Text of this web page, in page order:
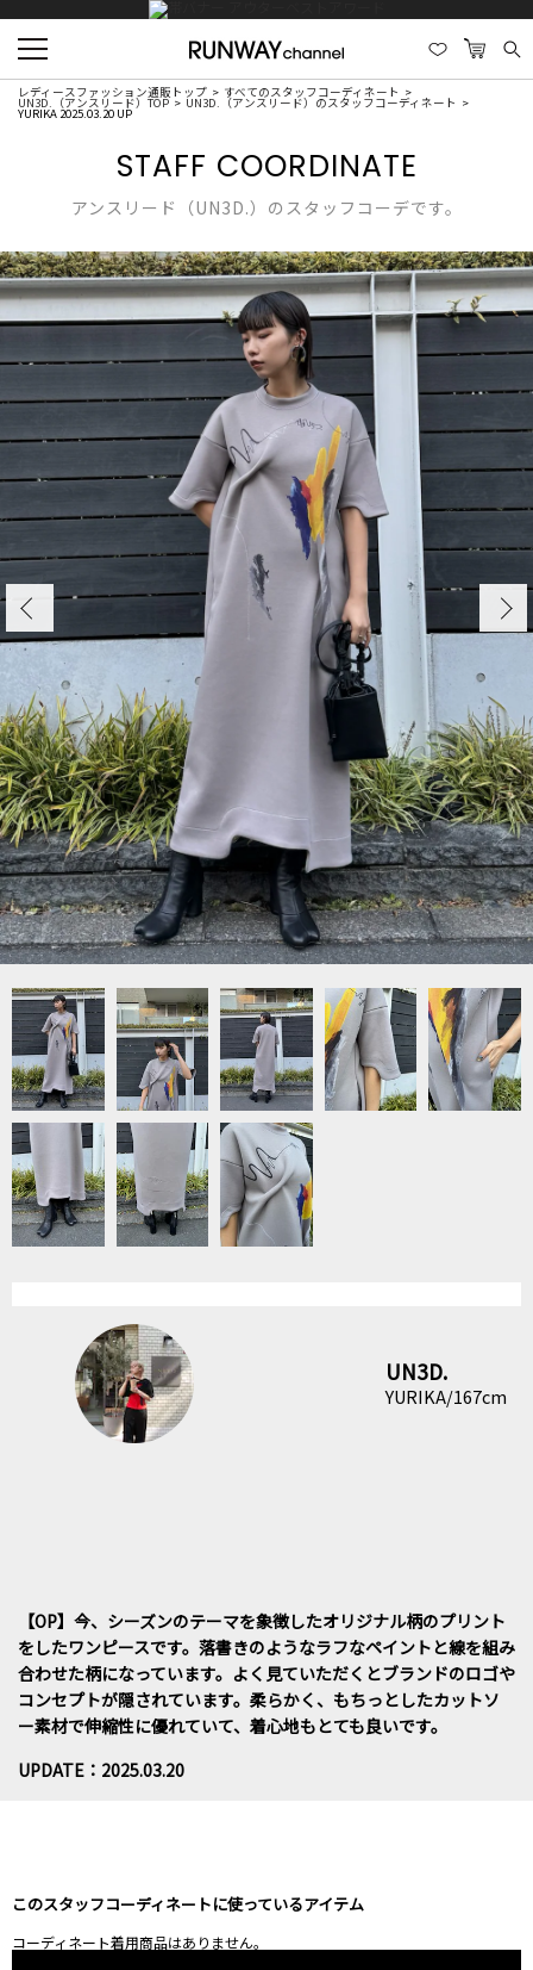
レディースファッション通販トップ すべてのスタッフコーディネート
UN3D.（アンスリード）TOP UN3D.（アンスリード）のスタッフコーディネート
YURIKA 2025.03.20 UP
STAFF COORDINATE
アンスリード（UN3D.）のスタッフコーデです。
UN3D.
YURIKA/167cm
【OP】今、シーズンのテーマを象徴したオリジナル柄のプリント
をしたワンピースです。落書きのようなラフなペイントと線を組み
合わせた柄になっています。よく見ていただくとブランドのロゴや
コンセプトが隠されています。柔らかく、もちっとしたカットソ
ー素材で伸縮性に優れていて、着心地もとても良いです。
UPDATE：2025.03.20
このスタッフコーディネートに使っているアイテム
コーディネート着用商品はありません。